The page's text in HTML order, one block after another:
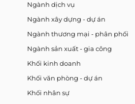
Ngành dịch vụ
Ngành xây dựng - dự án
Ngành thương mại - phân phối
Ngành sản xuất - gia công
Khối kinh doanh
Khối văn phòng - dự án
Khối nhân sự